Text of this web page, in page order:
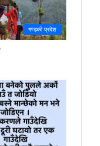
गण्डकी प्रदेश